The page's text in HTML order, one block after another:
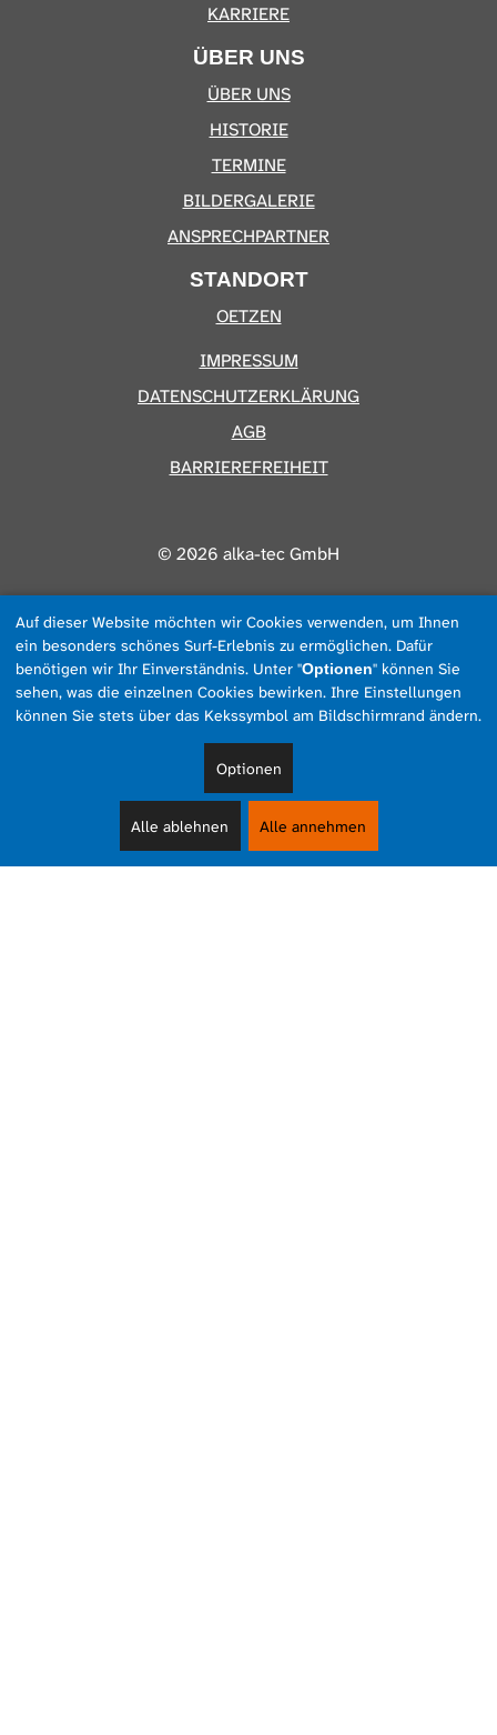
KARRIERE
ÜBER UNS
ÜBER UNS
HISTORIE
TERMINE
BILDERGALERIE
ANSPRECHPARTNER
STANDORT
OETZEN
IMPRESSUM
DATENSCHUTZERKLÄRUNG
AGB
BARRIEREFREIHEIT
© 2026 alka-tec GmbH
Auf dieser Website möchten wir Cookies verwenden, um Ihnen
ein besonders schönes Surf-Erlebnis zu ermöglichen. Dafür
benötigen wir Ihr Einverständnis. Unter "Optionen" können Sie
sehen, was die einzelnen Cookies bewirken. Ihre Einstellungen
können Sie stets über das Kekssymbol am Bildschirmrand ändern.
Optionen
Alle ablehnen Alle annehmen